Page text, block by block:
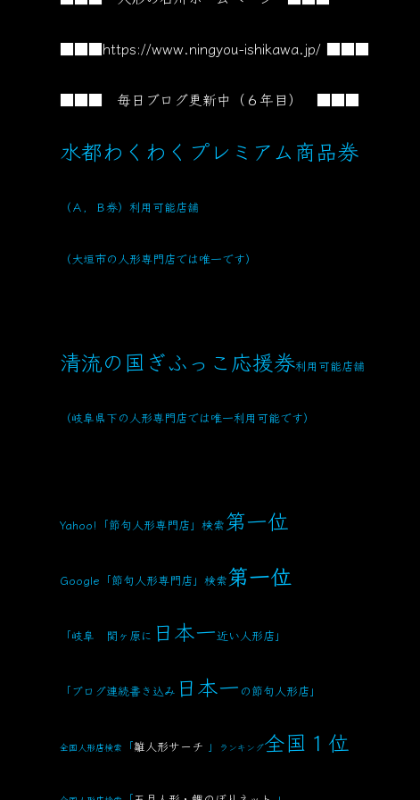
■■■https://www.ningyou-ishikawa.jp/ ■■■
■■■ 毎日ブログ更新中（６年目） ■■■
水都わくわくプレミアム商品券
（Ａ，Ｂ券）利用可能店舗
（大垣市の人形専門店では唯一です）
清流の国ぎふっこ応援券利用可能店舗
（岐阜県下の人形専門店では唯一利用可能です）
Yahoo!「節句人形専門店」検索第一位
Google「節句人形専門店」検索第一位
「岐阜 関ヶ原に 日本一近い人形店」
「ブログ連続書き込み 日本一 の節句人形店」
全国人形店検索 「雛人形サーチ 」 ランキング全国１位